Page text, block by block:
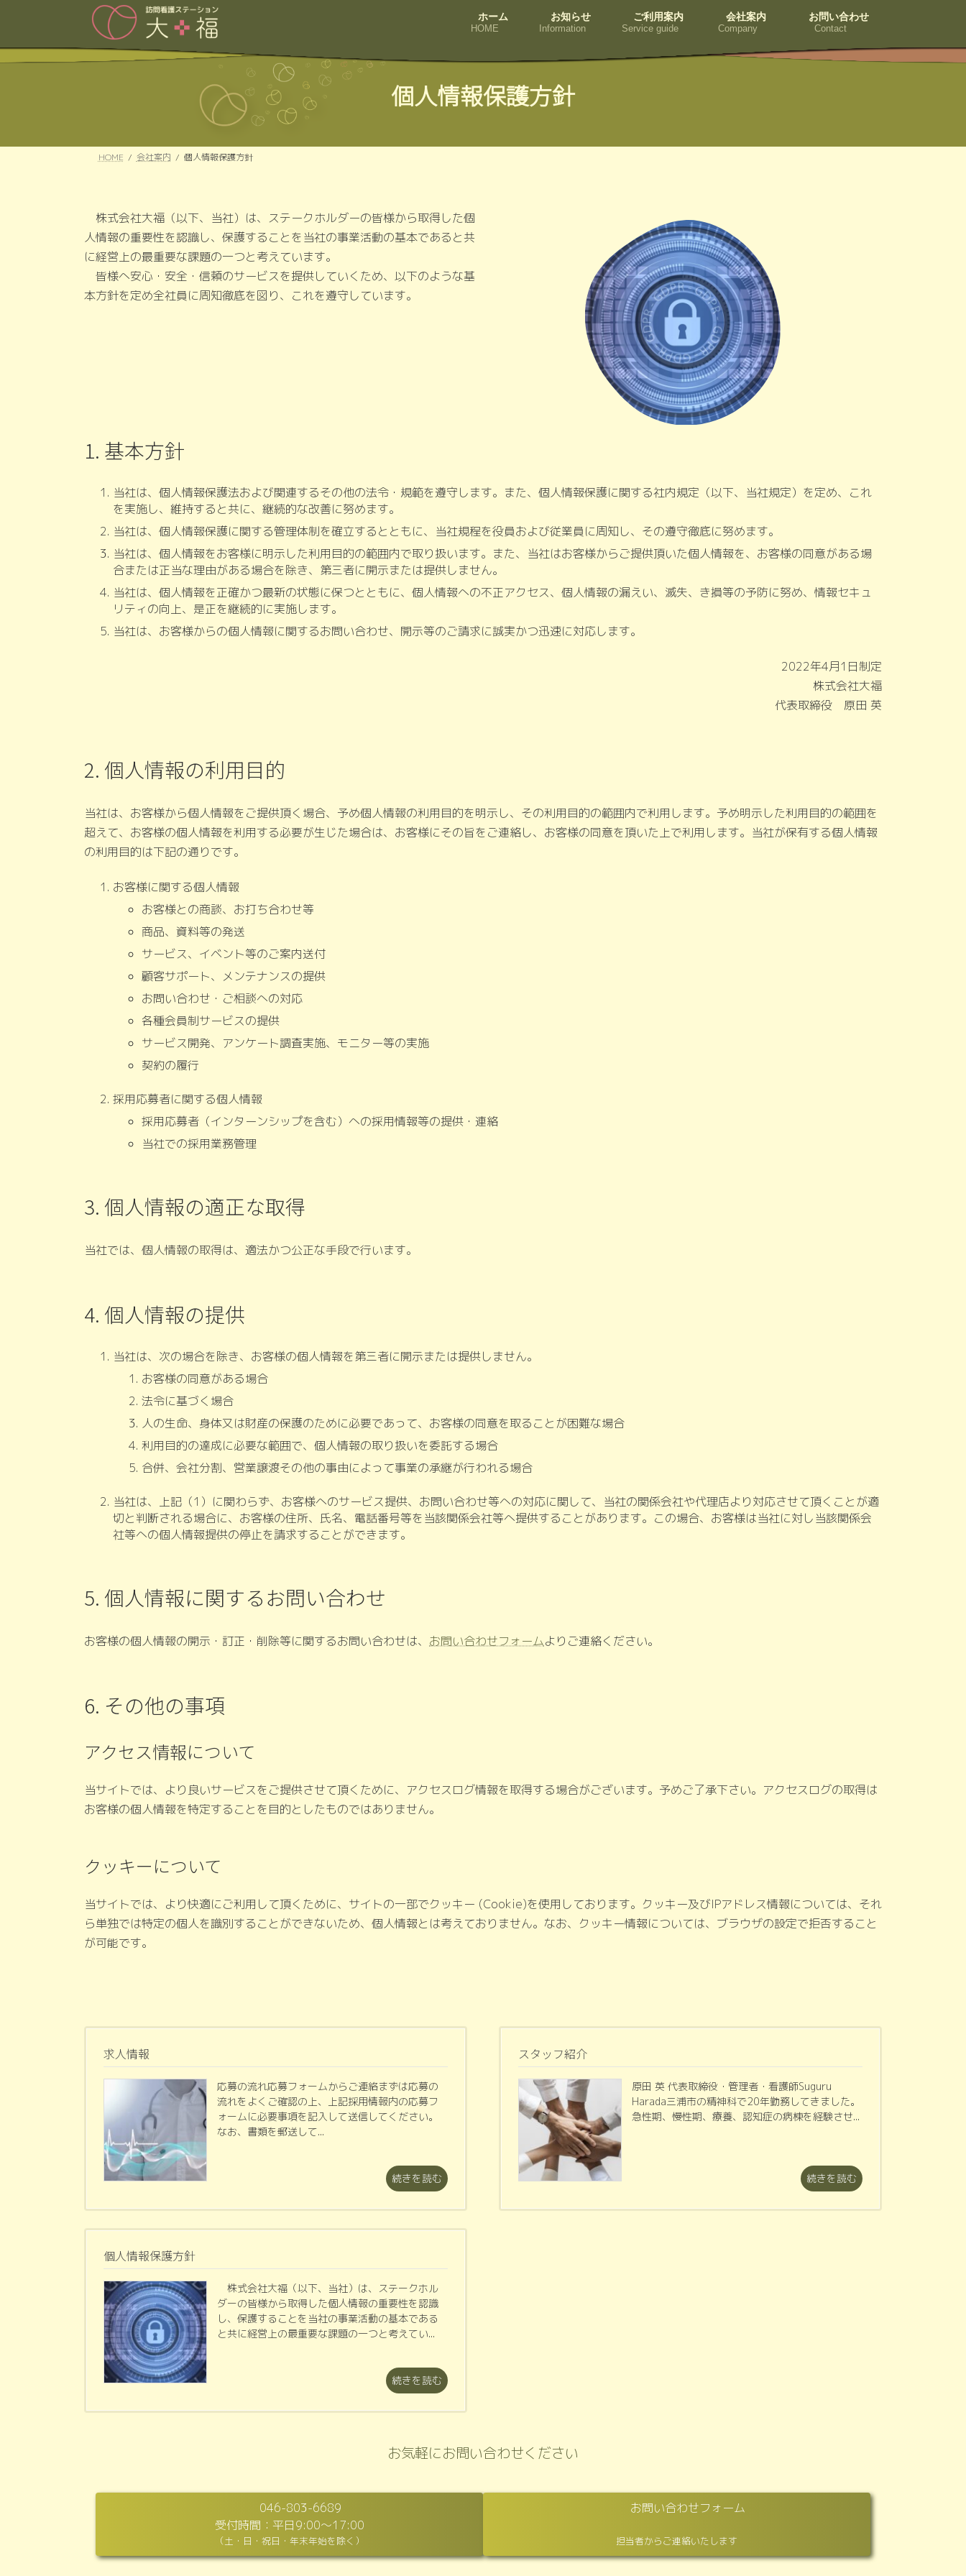
ホーム
HOME
お知らせ
Information
ご利用案内
Service guide
会社案内
Company
お問い合わせ
Contact
個人情報保護方針
HOME 会社案内 個人情報保護方針
株式会社大福（以下、当社）は、ステークホルダーの皆様から取得した個
人情報の重要性を認識し、保護することを当社の事業活動の基本であると共
に経営上の最重要な課題の一つと考えています。
皆様へ安心・安全・信頼のサービスを提供していくため、以下のような基
本方針を定め全社員に周知徹底を図り、これを遵守しています。
1. 基本方針
当社は、個人情報保護法および関連するその他の法令・規範を遵守します。また、個人情報保護に関する社内規定（以下、当社規定）を定め、これ
を実施し、維持すると共に、継続的な改善に努めます。
当社は、個人情報保護に関する管理体制を確立するとともに、当社規程を役員および従業員に周知し、その遵守徹底に努めます。
当社は、個人情報をお客様に明示した利用目的の範囲内で取り扱います。また、当社はお客様からご提供頂いた個人情報を、お客様の同意がある場
合または正当な理由がある場合を除き、第三者に開示または提供しません。
当社は、個人情報を正確かつ最新の状態に保つとともに、個人情報への不正アクセス、個人情報の漏えい、滅失、き損等の予防に努め、情報セキュ
リティの向上、是正を継続的に実施します。
当社は、お客様からの個人情報に関するお問い合わせ、開示等のご請求に誠実かつ迅速に対応します。
2022年4月1日制定
株式会社大福
代表取締役 原田 英
2. 個人情報の利用目的
当社は、お客様から個人情報をご提供頂く場合、予め個人情報の利用目的を明示し、その利用目的の範囲内で利用します。予め明示した利用目的の範囲を
超えて、お客様の個人情報を利用する必要が生じた場合は、お客様にその旨をご連絡し、お客様の同意を頂いた上で利用します。当社が保有する個人情報
の利用目的は下記の通りです。
お客様に関する個人情報
お客様との商談、お打ち合わせ等
商品、資料等の発送
サービス、イベント等のご案内送付
顧客サポート、メンテナンスの提供
お問い合わせ・ご相談への対応
各種会員制サービスの提供
サービス開発、アンケート調査実施、モニター等の実施
契約の履行
採用応募者に関する個人情報
採用応募者（インターンシップを含む）への採用情報等の提供・連絡
当社での採用業務管理
3. 個人情報の適正な取得
当社では、個人情報の取得は、適法かつ公正な手段で行います。
4. 個人情報の提供
当社は、次の場合を除き、お客様の個人情報を第三者に開示または提供しません。
お客様の同意がある場合
法令に基づく場合
人の生命、身体又は財産の保護のために必要であって、お客様の同意を取ることが困難な場合
利用目的の達成に必要な範囲で、個人情報の取り扱いを委託する場合
合併、会社分割、営業譲渡その他の事由によって事業の承継が行われる場合
当社は、上記（1）に関わらず、お客様へのサービス提供、お問い合わせ等への対応に関して、当社の関係会社や代理店より対応させて頂くことが適
切と判断される場合に、お客様の住所、氏名、電話番号等を当該関係会社等へ提供することがあります。この場合、お客様は当社に対し当該関係会
社等への個人情報提供の停止を請求することができます。
5. 個人情報に関するお問い合わせ
お客様の個人情報の開示・訂正・削除等に関するお問い合わせは、 お問い合わせフォームよりご連絡ください。
6. その他の事項
アクセス情報について
当サイトでは、より良いサービスをご提供させて頂くために、アクセスログ情報を取得する場合がございます。予めご了承下さい。アクセスログの取得は
お客様の個人情報を特定することを目的としたものではありません。
クッキーについて
当サイトでは、より快適にご利用して頂くために、サイトの一部でクッキー (Cookie)を使用しております。クッキー及びIPアドレス情報については、それ
ら単独では特定の個人を識別することができないため、個人情報とは考えておりません。なお、クッキー情報については、ブラウザの設定で拒否すること
が可能です。
求人情報
応募の流れ応募フォームからご連絡まずは応募の
流れをよくご確認の上、上記採用情報内の応募フ
ォームに必要事項を記入して送信してください。
なお、書類を郵送して...
続きを読む
スタッフ紹介
原田 英 代表取締役・管理者・看護師Suguru
Harada三浦市の精神科で20年勤務してきました。
急性期、慢性期、療養、認知症の病棟を経験させ...
続きを読む
個人情報保護方針
株式会社大福（以下、当社）は、ステークホル
ダーの皆様から取得した個人情報の重要性を認識
し、保護することを当社の事業活動の基本である
と共に経営上の最重要な課題の一つと考えてい...
続きを読む
お気軽にお問い合わせください
046-803-6689
受付時間：平日9:00～17:00
（土・日・祝日・年末年始を除く）
お問い合わせフォーム
担当者からご連絡いたします